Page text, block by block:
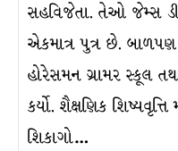
સહવિજેતા. તેઓ જેમ્સ
એકમાત્ર પુત્ર છે.
હોરેસમન ગ્રામર સ્કૂલ
કર્યો. શૈક્ષણિક
શિકાગો…